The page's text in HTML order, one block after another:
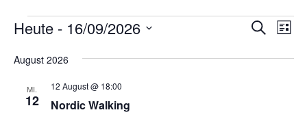
Veranstaltungen
und
SucheListe
Heute - 16/09/2026
wählen.
August 2026
MI.
12 Nordic Walking
12 August @ 18:00